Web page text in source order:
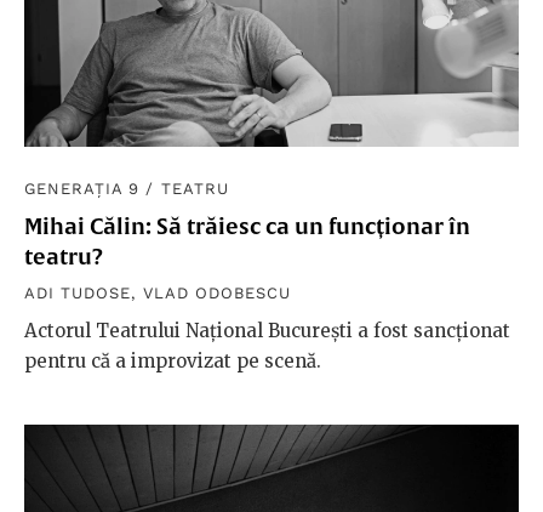
GENERAȚIA 9 / TEATRU
Mihai Călin: Să trăiesc ca un funcționar în
teatru?
ADI TUDOSE, VLAD ODOBESCU
Actorul Teatrului Național București a fost sancționat
pentru că a improvizat pe scenă.